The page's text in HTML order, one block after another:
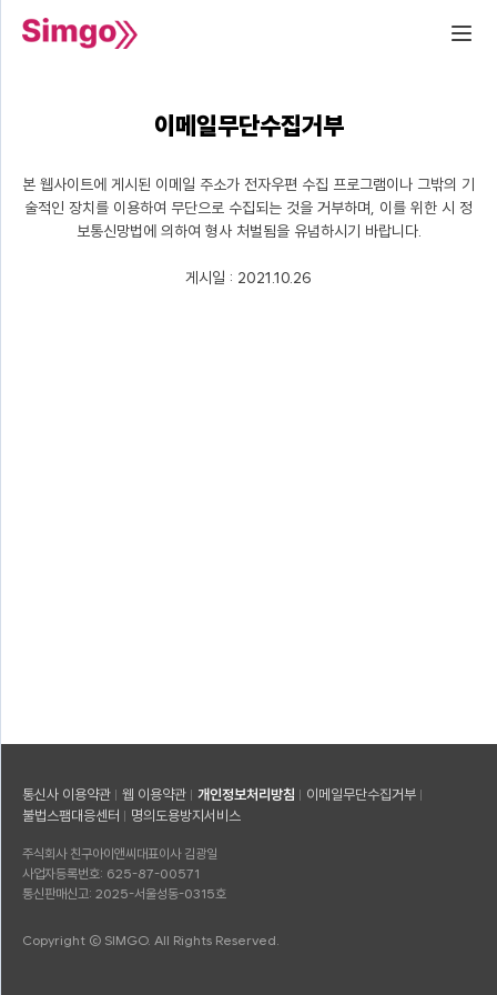
이메일무단수집거부
본 웹사이트에 게시된 이메일 주소가 전자우편 수집 프로그램이나 그밖의 기
술적인 장치를 이용하여 무단으로 수집되는 것을 거부하며, 이를 위한 시 정
보통신망법에 의하여 형사 처벌됨을 유념하시기 바랍니다.
게시일 : 2021.10.26
통신사 이용약관 웹 이용약관 개인정보처리방침
이메일무단수집거부
불법스팸대응센터
명의도용방지서비스
주식회사 친구아이앤씨 대표이사 김광일
사업자등록번호: 625-87-00571
통신판매신고: 2025-서울성동-0315호
Copyright © SIMGO. All Rights Reserved.